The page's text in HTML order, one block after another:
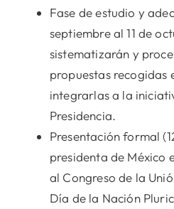
Fase de estudio y
septiembre al 11 de
sistematizarán y
propuestas
integrarlas a la
Presidencia.
Presentación formal
presidenta de México
al Congreso de la
Día de la Nación